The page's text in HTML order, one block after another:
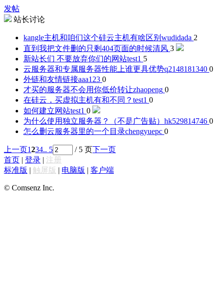
发帖
站长讨论
kangle主机和咱们这个硅云主机有啥区别 wudidada 2
直到我把文件删的只剩404页面的时候清风 3
新站长们 不要放弃你们的网站test1 5
云服务器和专属服务器性能上谁更具优势q2148181340 0
外链和友情链接aaa123 0
才买的服务器不会用你低价转让zhaopeng 0
在硅云，买虚拟主机有和不同？ test1 0
如何建立网站test1 0
为什么使用独立服务器？（不是广告贴） hk529814746 0
怎么删云服务器里的一个目录chengyuepc 0
上一页1234.. 5 / 5 页下一页
首页 | 登录 | 注册
标准版 | 触屏版 | 电脑版 | 客户端
© Comsenz Inc.